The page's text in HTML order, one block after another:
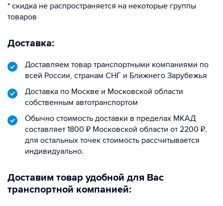
* скидка не распространяется на некоторые группы
товаров
Доставка:
Доставляем товар транспортными компаниями по
всей России, странам СНГ и Ближнего Зарубежья
Доставка по Москве и Московской области
собственным автотранспортом
Обычно стоимость доставки в пределах МКАД
составляет 1800 ₽ Московской области от 2200 ₽.
для остальных точек стоимость рассчитывается
индивидуально.
Доставим товар удобной для Вас
транспортной компанией: